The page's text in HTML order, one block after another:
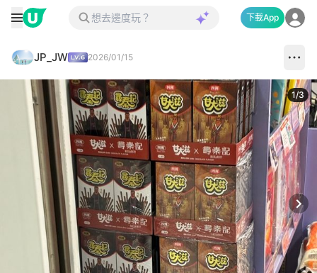
下載App
JP_JW 2026/01/15
1/3